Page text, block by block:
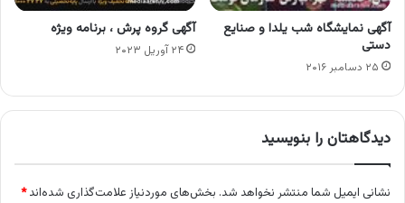
آگهی نمایشگاه شب یلدا و صنایع
دستی
۲۵ دسامبر ۲۰۱۶
آگهی گروه پرش ، برنامه ویژه
۲۴ آوریل ۲۰۲۳
دیدگاهتان را بنویسید
نشانی ایمیل شما منتشر نخواهد شد. بخش‌های موردنیاز علامت‌گذاری شده‌اند*